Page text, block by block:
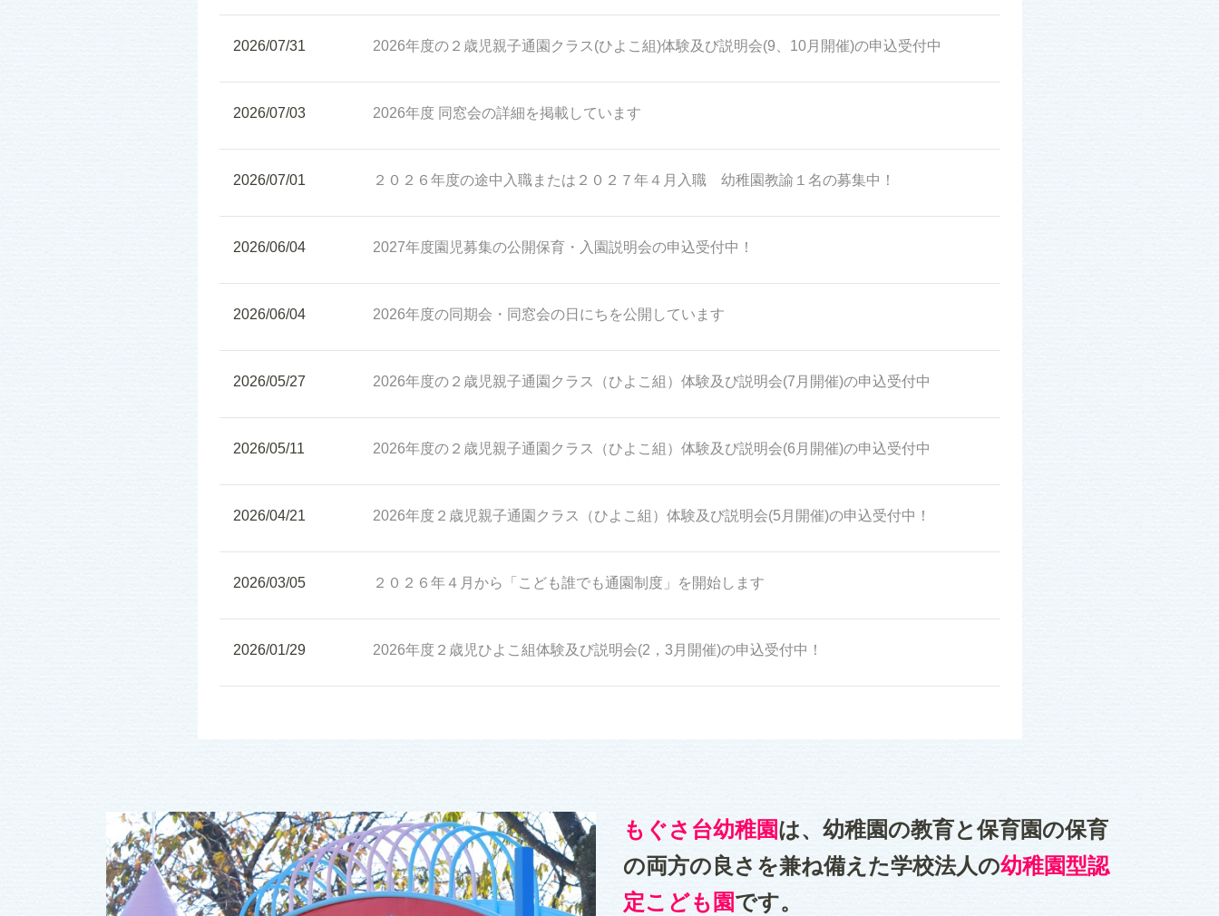
2026/07/31 2026年度の２歳児親子通園クラス(ひよこ組)体験及び説明会(9、10月開催)の申込受付中
2026/07/03 2026年度 同窓会の詳細を掲載しています
2026/07/01 ２０２６年度の途中入職または２０２７年４月入職 幼稚園教諭１名の募集中！
2026/06/04 2027年度園児募集の公開保育・入園説明会の申込受付中！
2026/06/04 2026年度の同期会・同窓会の日にちを公開しています
2026/05/27 2026年度の２歳児親子通園クラス（ひよこ組）体験及び説明会(7月開催)の申込受付中
2026/05/11 2026年度の２歳児親子通園クラス（ひよこ組）体験及び説明会(6月開催)の申込受付中
2026/04/21 2026年度２歳児親子通園クラス（ひよこ組）体験及び説明会(5月開催)の申込受付中！
2026/03/05 ２０２６年４月から「こども誰でも通園制度」を開始します
2026/01/29 2026年度２歳児ひよこ組体験及び説明会(2，3月開催)の申込受付中！
もぐさ台幼稚園は、幼稚園の教育と保育園の保育
の両方の良さを兼ね備えた学校法人の幼稚園型認
定こども園です。